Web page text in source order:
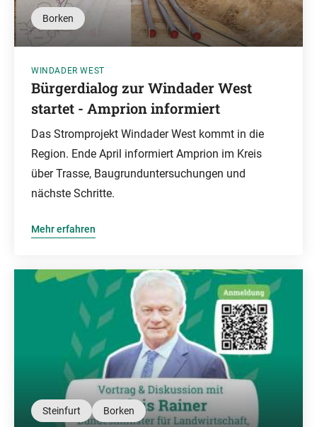
Borken
WINDADER WEST
Bürgerdialog zur Windader West
startet - Amprion informiert
Das Stromprojekt Windader West kommt in die
Region. Ende April informiert Amprion im Kreis
über Trasse, Baugrunduntersuchungen und
nächste Schritte.
Mehr erfahren
Steinfurt Borken